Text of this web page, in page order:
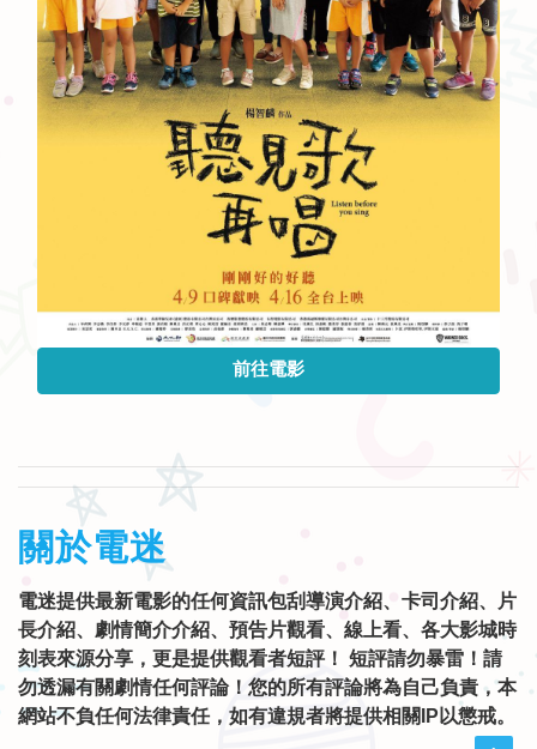
前往電影
關於電迷
電迷提供最新電影的任何資訊包刮導演介紹、卡司介紹、片
長介紹、劇情簡介介紹、預告片觀看、線上看、各大影城時
刻表來源分享，更是提供觀看者短評！ 短評請勿暴雷！請
勿透漏有關劇情任何評論！您的所有評論將為自己負責，本
網站不負任何法律責任，如有違規者將提供相關IP以懲戒。